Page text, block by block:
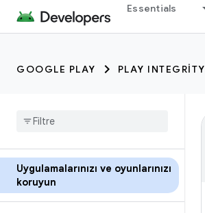
Essentials
GOOGLE PLAY PLAY INTEGRITY
Uygulamalarınızı ve oyunlarınızı
koruyun